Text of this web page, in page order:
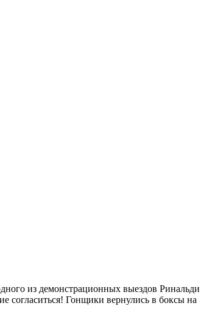
из демонстрационных выездов Ринальди
согласиться! Гонщики вернулись в боксы на